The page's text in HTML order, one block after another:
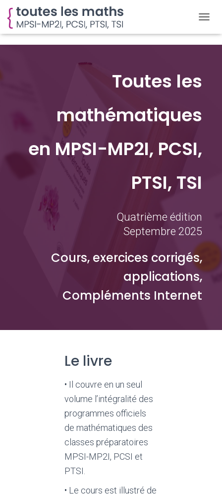
É
P
Toutes les
mathématiques
en MPSI-MP2I, PCSI,
PTSI, TSI
Quatrième édition
Septembre 2025
Cours, exercices corrigés,
applications,
Compléments Internet
Le livre
• Il couvre en un seul
volume l’intégralité des
programmes officiels
de mathématiques des
classes préparatoires
MPSI-MP2I, PCSI et
PTSI.
• Le cours est illustré de